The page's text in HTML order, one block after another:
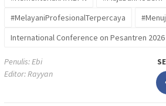
#MelayaniProfesionalTerpercaya
International Conference on Pesantren 2026
Penulis: Ebi
Editor: Rayyan